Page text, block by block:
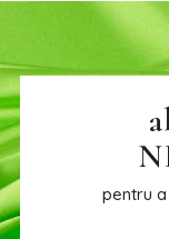
pentru